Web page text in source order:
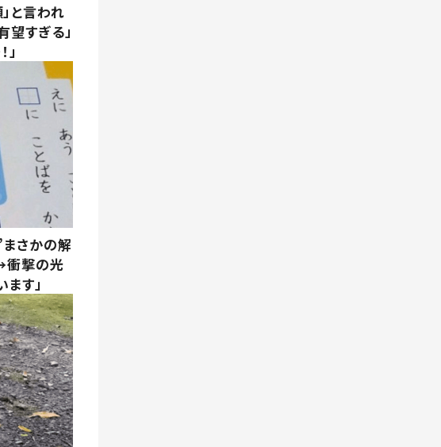
と言われ
すぎる」
まさかの解
衝撃の光
す」